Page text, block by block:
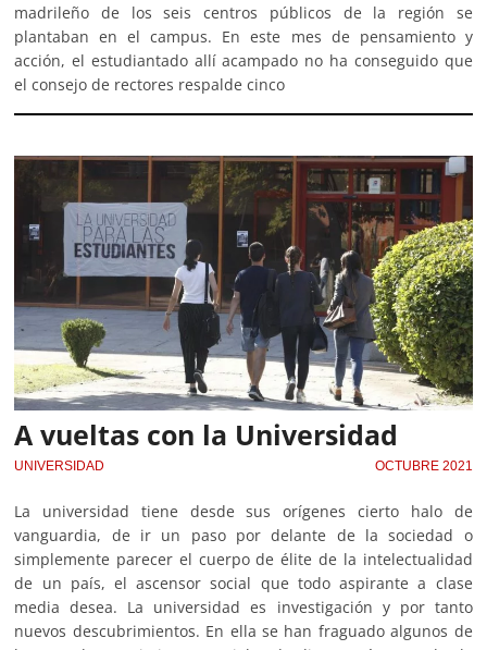
madrileño de los seis centros públicos de la región se
plantaban en el campus. En este mes de pensamiento y
acción, el estudiantado allí acampado no ha conseguido que
el consejo de rectores respalde cinco
A vueltas con la Universidad
UNIVERSIDAD OCTUBRE 2021
La universidad tiene desde sus orígenes cierto halo de
vanguardia, de ir un paso por delante de la sociedad o
simplemente parecer el cuerpo de élite de la intelectualidad
de un país, el ascensor social que todo aspirante a clase
media desea. La universidad es investigación y por tanto
nuevos descubrimientos. En ella se han fraguado algunos de